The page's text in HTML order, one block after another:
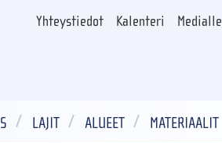
Yhteystiedot Kalenteri Medialle
LAJIT ALUEET MATERIAALIT